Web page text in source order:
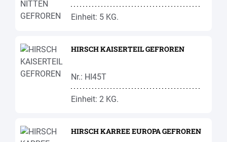
Einheit: 5 KG.
HIRSCH KAISERTEIL GEFROREN
Nr.: HI45T
Einheit: 2 KG.
HIRSCH KARREE EUROPA GEFROREN